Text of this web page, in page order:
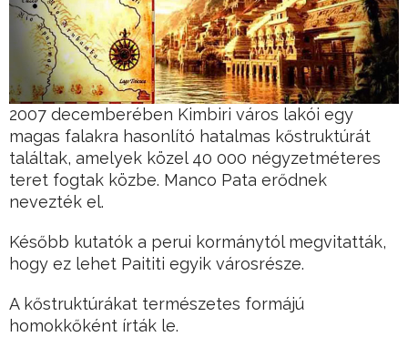
2007 decemberében Kimbiri város lakói egy
magas falakra hasonlító hatalmas kőstruktúrát
találtak, amelyek közel 40 000 négyzetméteres
teret fogtak közbe. Manco Pata erődnek
nevezték el.
Később kutatók a perui kormánytól megvitatták,
hogy ez lehet Paititi egyik városrésze.
A kőstruktúrákat természetes formájú
homokkőként írták le.